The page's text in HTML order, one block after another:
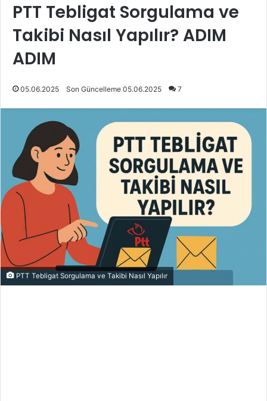
PTT Tebligat Sorgulama ve
Takibi Nasıl Yapılır? ADIM
ADIM
05.06.2025 Son Güncelleme 05.06.2025 7
PTT Tebligat Sorgulama ve Takibi Nasıl Yapılır